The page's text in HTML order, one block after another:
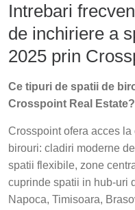
Intrebari
de inchiriere a
2025 prin
Ce tipuri de spatii de
Crosspoint Real Estate?
Crosspoint ofera acces
birouri: cladiri moderne
spatii flexibile, zone
cuprinde spatii in hub-uri
Napoca, Timisoara,